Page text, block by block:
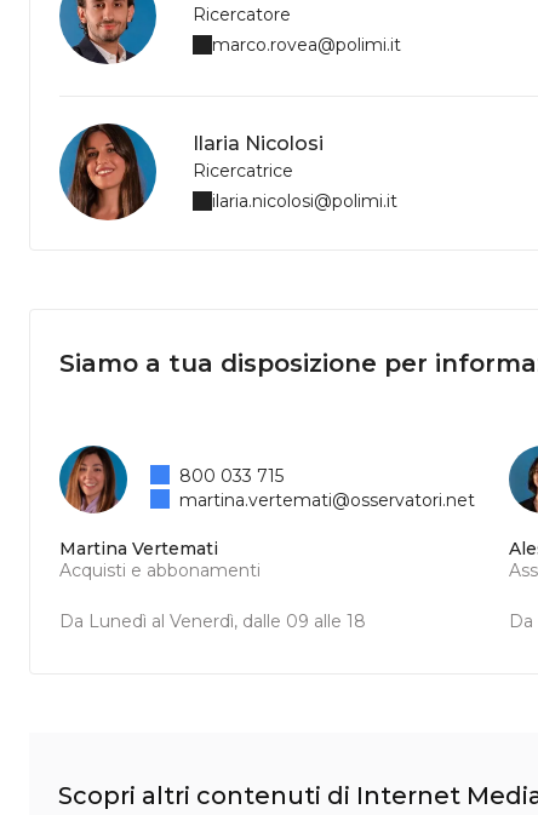
Ricercatore
marco.rovea@polimi.it
Ilaria Nicolosi
Ricercatrice
ilaria.nicolosi@polimi.it
Siamo a tua disposizione per
Martina Vertemati
Acquisti e abbonamenti
Da Lunedì al Venerdì, dalle 09 alle 18
800 033 715
martina.vertemati@osservatori.net
Scopri altri contenuti di Internet